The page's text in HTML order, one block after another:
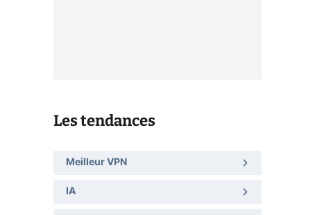
Les tendances
Meilleur VPN
IA